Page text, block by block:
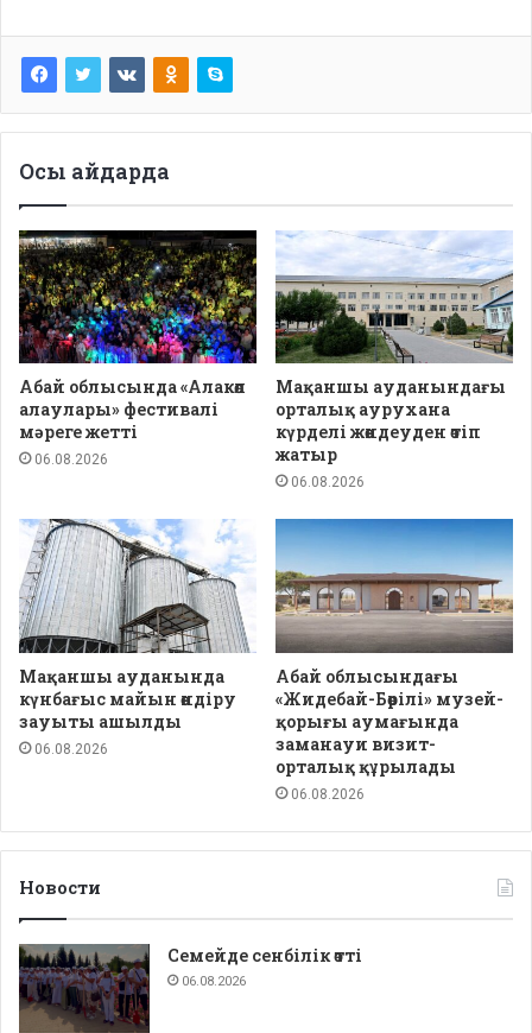
Осы айдарда
Абай облысында «Алакөл
алаулары» фестивалі
мәреге жетті
06.08.2026
Мақаншы ауданындағы
орталық аурухана
күрделі жөндеуден өтіп
жатыр
06.08.2026
Мақаншы ауданында
күнбағыс майын өндіру
зауыты ашылды
06.08.2026
Абай облысындағы
«Жидебай-Бөрілі» музей-
қорығы аумағында
заманауи визит-
орталық құрылады
06.08.2026
Новости
Семейде сенбілік өтті
06.08.2026